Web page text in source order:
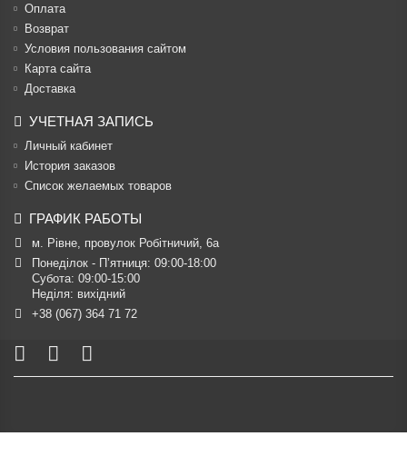
Оплата
Возврат
Условия пользования сайтом
Карта сайта
Доставка
УЧЕТНАЯ ЗАПИСЬ
Личный кабинет
История заказов
Список желаемых товаров
ГРАФИК РАБОТЫ
м. Рівне, провулок Робітничий, 6а
Понеділок - П’ятниця: 09:00-18:00
Субота: 09:00-15:00
Неділя: вихідний
+38 (067) 364 71 72